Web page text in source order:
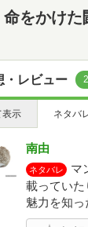
をかけ
・レビュー 2
表示 ネタバ
南由
ネタバレ
マ
載ってい
魅力を知っ